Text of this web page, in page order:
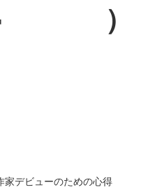
デビューのための心得